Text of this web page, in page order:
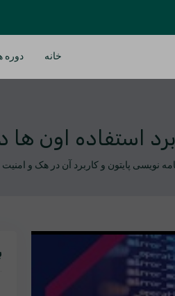
خانه دوره
استفاده اون ها
نویسی پایتون و کاربرد آن در هک و امنیت